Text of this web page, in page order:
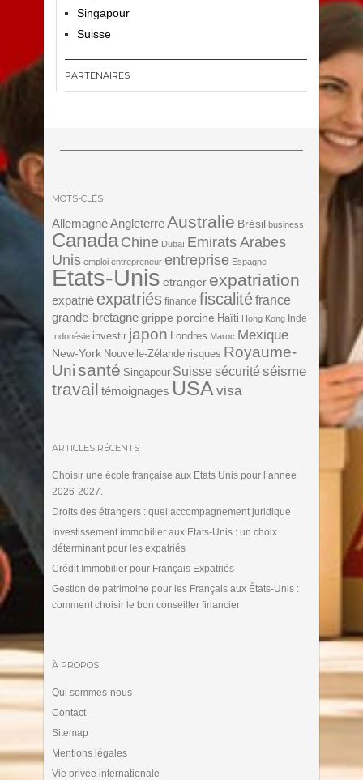
Singapour
Suisse
PARTENAIRES
MOTS-CLÉS
Allemagne AngleterreAustralie Brésil business
Canada Chine Dubaï Emirats Arabes
Unis emploi entrepreneur entreprise Espagne
Etats-Unis etranger expatriation
expatrié expatriés finance fiscalitéfrance
grande-bretagne grippe porcine Haïti Hong Kong Inde
Indonésie investir japon Londres Maroc Mexique
New-York Nouvelle-Zélande risques Royaume-
Unisanté Singapour Suisse sécurité séisme
travail témoignages USA visa
ARTICLES RÉCENTS
Choisir une école française aux Etats Unis pour l’année
2026-2027.
Droits des étrangers : quel accompagnement juridique
Investissement immobilier aux Etats-Unis : un choix
déterminant pour les expatriés
Crédit Immobilier pour Français Expatriés
Gestion de patrimoine pour les Français aux États-Unis :
comment choisir le bon conseiller financier
À PROPOS
Qui sommes-nous
Contact
Sitemap
Mentions légales
Vie privée internationale